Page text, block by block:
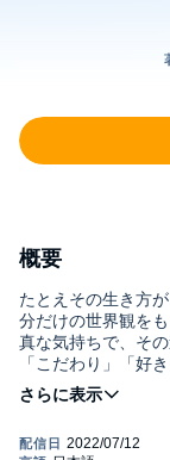
概要
たとえその生き方
分だけの世界観を
真な気持ちで、そ
「こだわり」「好
の番組では、その
せる、そんな人々
もった想いを持っ